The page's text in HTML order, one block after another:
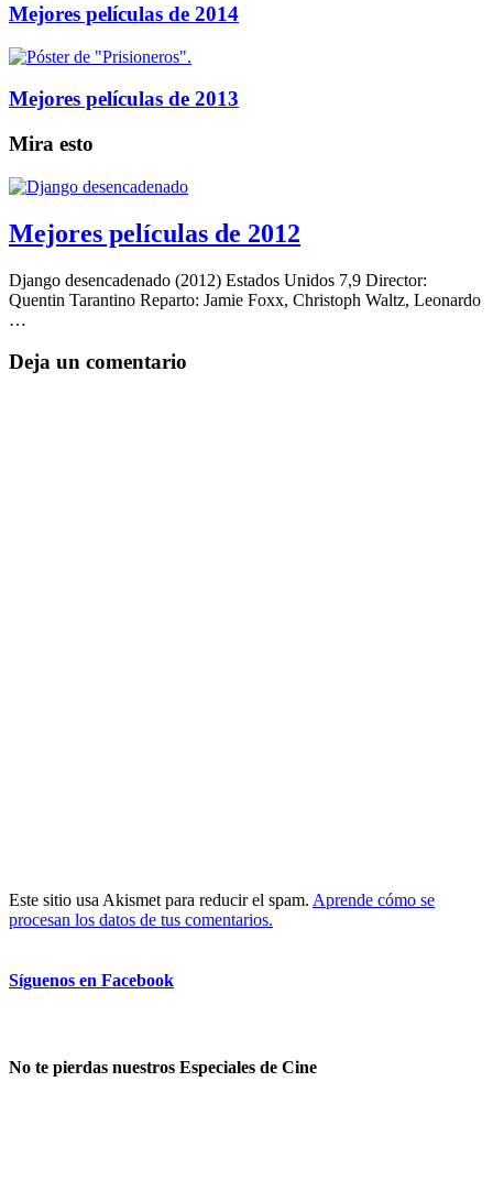
Mejores películas de 2014
Mejores películas de 2013
Mira esto
Mejores películas de 2012
Django desencadenado (2012) Estados Unidos 7,9 Director:
Quentin Tarantino Reparto: Jamie Foxx, Christoph Waltz, Leonardo
…
Deja un comentario
Este sitio usa Akismet para reducir el spam. Aprende cómo se
procesan los datos de tus comentarios.
Síguenos en Facebook
No te pierdas nuestros Especiales de Cine